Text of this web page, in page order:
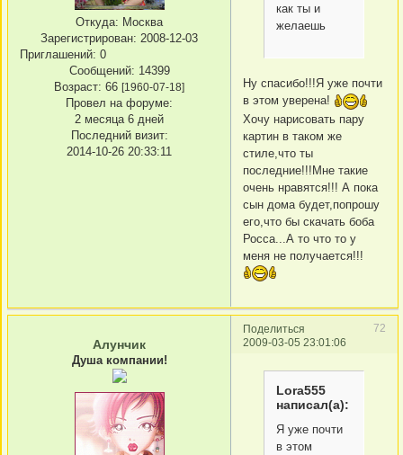
Откуда: Москва
Зарегистрирован: 2008-12-03
Приглашений: 0
Сообщений: 14399
Возраст: 66 [1960-07-18]
Провел на форуме:
2 месяца 6 дней
Последний визит:
2014-10-26 20:33:11
как ты и
желаешь
Ну спасибо!!!Я уже почти
в этом уверена!
Хочу нарисовать пару
картин в таком же
стиле,что ты
последние!!!Мне такие
очень нравятся!!! А пока
сын дома будет,попрошу
его,что бы скачать боба
Росса...А то что то у
меня не получается!!!
Поделиться
72
2009-03-05 23:01:06
Алунчик
Душа компании!
Lora555
написал(а):
Я уже почти
в этом